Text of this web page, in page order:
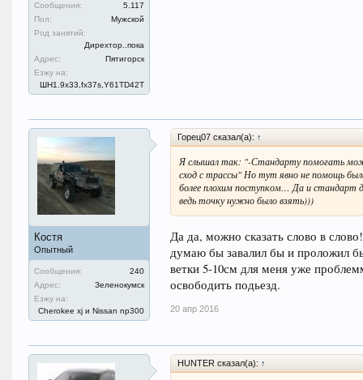
Сообщения:
5.117
Пол:
Мужской
Род занятий:
Дирехтор..пока
Адрес:
Пятигорск
Езжу на:
ШН1.9x33,fx37s,Y61TD42T
Костя
Опытный
Сообщения:
240
Адрес:
Зеленокумск
Езжу на:
Cherokee xj и Nissan np300
Горец07 сказал(а): ↑
Я слышал так: "-Стандарту помогать
сход с трассы" Но тут явно не помощь
более плохим поступком… Да и стандарт
ведь точку нужно было взять)))
Да да, можно сказать слово в
думаю бы завалил бы и проложил
ветки 5-10см для меня уже
освободить подьезд.
20 апр 2016
HUNTER сказал(а): ↑